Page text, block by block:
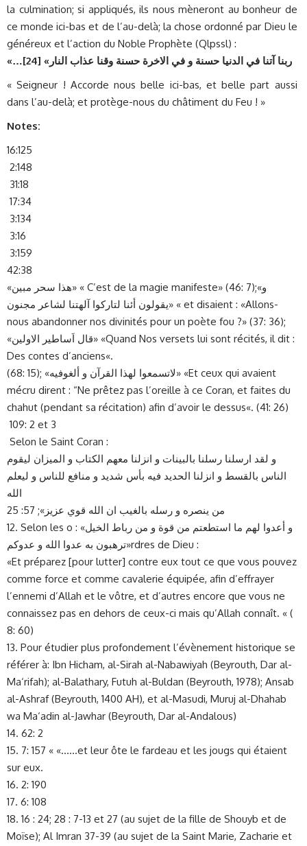
la culmination; si appliqués, ils nous mèneront au bonheur de
ce monde ici-bas et de l’au-delà; la chose ordonné par Dieu le
généreux et l’action du Noble Prophète (Qlpssl) :
«…
ربنا آتنا ف‍ي الدنيا حسنة و ف‍ي الاخرة حسنة وقنا عذاب النار» [24
]
« Seigneur ! Accorde nous belle ici-bas, et belle part aussi
dans l’au-delà; et protège-nous du châtiment du Feu ! »
Notes:
16:125
2:148
31:18
17:34
3:134
3:16
3:159
42:38
«هذا سحر مبين» « C’est de la magie manifeste» (46: 7);«و
يقولون أئنا لتاركوا آلهتنا لشاعر مجنون» « et disaient : «Allons-
nous abandonner nos divinités pour un poète fou ?» (37: 36);
«قال اَساطير الاولين» «Quand Nos versets lui sont récités, il dit :
Des contes d’anciens«.
(68: 15); «لاتسمعوا لهذا القرآن و ألغوفيه» «Et ceux qui avaient
mécru dirent : “Ne prêtez pas l’oreille à ce Coran, et faites du
chahut (pendant sa récitation) afin d’avoir le dessus«. (41: 26)
109: 2 et 3
Selon le Saint Coran :
و لقد ارسلنا رسلنا بالبينات و انزلنا معهم الكتاب و الميزان ليقوم
الناس بالقسط و انزلنا الحديد فيه بأس شديد و منافع للناس و ليعلم
الله
من ينصره و رسله بالغيب ان الله قوي عزيز»; 57: 25
12. Selon les o : «و أعدوا لهم ما استطعتم من قوة و من رباط الخيل
ترهبون به عدوا الله و عدوكم»rdres de Dieu :
«Et préparez [pour lutter] contre eux tout ce que vous pouvez
comme force et comme cavalerie équipée, afin d’effrayer
l’ennemi d’Allah et le vôtre, et d’autres encore que vous ne
connaissez pas en dehors de ceux-ci mais qu’Allah connaît. « (
8: 60)
13. Pour étudier plus profondement l’évènement historique se
référer à: Ibn Hicham, al-Sirah al-Nabawiyah (Beyrouth, Dar al-
Ma‘rifah); al-Balathary, Futuh al-Buldan (Beyrouth, 1978); Ansab
al-Ashraf (Beyrouth, 1400 AH), et al-Masudi, Muruj al-Dhahab
wa Ma‘adin al-Jawhar (Beyrouth, Dar al-Andalous)
14. 62: 2
15. 7: 157 « «.…..et leur ôte le fardeau et les jougs qui étaient
sur eux.
16. 2: 190
17. 6: 108
18. 16 : 24; 28 : 7-13 et 27 (au sujet de la fille de Shouyb et de
Moïse); Al Imran 37-39 (au sujet de la Saint Marie, Zacharie et